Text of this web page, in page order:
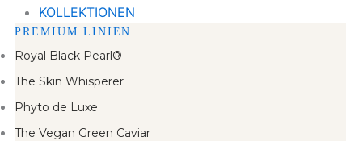
KOLLEKTIONEN
PREMIUM LINIEN
Royal Black Pearl®
The Skin Whisperer
Phyto de Luxe
The Vegan Green Caviar